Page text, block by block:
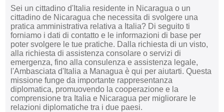
Sei un cittadino d'Italia residente in Nicaragua o un
cittadino de Nicaragua che necessita di svolgere una
pratica amministrativa relativa a Italia? Di seguito ti
forniamo i dati di contatto e le informazioni di base per
poter svolgere le tue pratiche. Dalla richiesta di un visto,
alla richiesta di assistenza consolare o servizi di
emergenza, fino alla consulenza e assistenza legale,
l'Ambasciata d'Italia a Managua è qui per aiutarti. Questa
missione funge da importante rappresentanza
diplomatica, promuovendo la cooperazione e la
comprensione tra Italia e Nicaragua per migliorare le
relazioni diplomatiche tra i due paesi.